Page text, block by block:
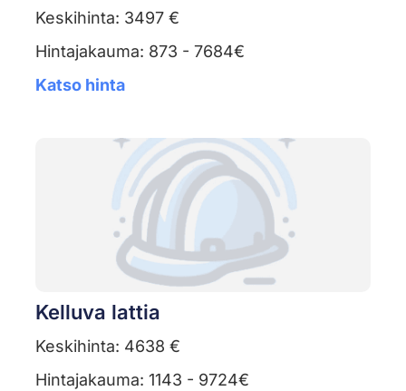
Keskihinta: 3497 €
Hintajakauma: 873 - 7684€
Katso hinta
Kelluva lattia
Keskihinta: 4638 €
Hintajakauma: 1143 - 9724€